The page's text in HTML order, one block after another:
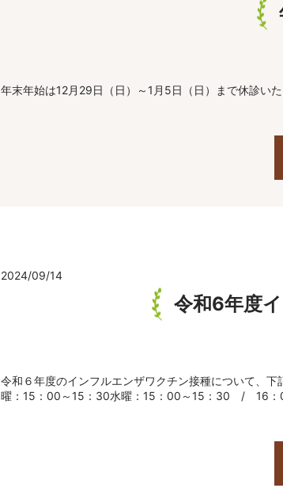
年末年始は12月29日（日）～1月5日（日）まで休診い
2024/09/14
令和6年度
令和６年度のインフルエンザワクチン接種について、
曜：15：00～15：30水曜：15：00～15：30 / 16